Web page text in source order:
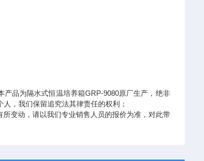
品为隔水式恒温培养箱GRP-9080原厂生产，绝非
，我们保留追究法其律责任的权利；
变动，请以我们专业销售人员的报价为准，对此带